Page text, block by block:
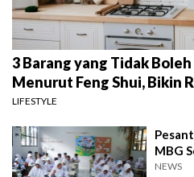
3 Barang yang Tidak
Menurut Feng Shui, Bikin
LIFESTYLE
MBG
NEWS